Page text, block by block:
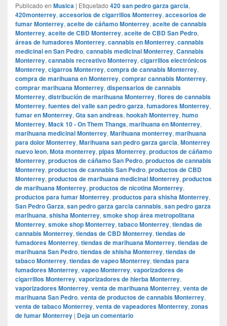
Publicado en Musica | Etiquetado 420 san pedro garza garcia,
420monterrey, accesorios de cigarrillos Monterrey, accesorios de
fumar Monterrey, aceite de cáñamo Monterrey, aceite de cannabis
Monterrey, aceite de CBD Monterrey, aceite de CBD San Pedro,
áreas de fumadores Monterrey, cannabis en Monterrey, cannabis
medicinal en San Pedro, cannabis medicinal Monterrey, Cannabis
Monterrey, cannabis recreativo Monterrey, cigarrillos electrónicos
Monterrey, cigarros Monterrey, compra de cannabis Monterrey,
compra de marihuana en Monterrey, comprar cannabis Monterrey,
comprar marihuana Monterrey, dispensarios de cannabis
Monterrey, distribución de marihuana Monterrey, flores de cannabis
Monterrey, fuentes del valle san pedro garza, fumadores Monterrey,
fumar en Monterrey, Gta san andreas, hookah Monterrey, humo
Monterrey, Mack 10 - On Them Thangs, marihuana en Monterrey,
marihuana medicinal Monterrey, Marihuana monterrey, marihuana
para dolor Monterrey, Marihuana san pedro garza garcia, Monterrey
nuevo leon, Mota monterrey, pipas Monterrey, productos de cáñamo
Monterrey, productos de cáñamo San Pedro, productos de cannabis
Monterrey, productos de cannabis San Pedro, productos de CBD
Monterrey, productos de marihuana medicinal Monterrey, productos
de marihuana Monterrey, productos de nicotina Monterrey,
productos para fumar Monterrey, productos para shisha Monterrey,
San Pedro Garza, san pedro garza garcia cannabis, san pedro garza
marihuana, shisha Monterrey, smoke shop área metropolitana
Monterrey, smoke shop Monterrey, tabaco Monterrey, tiendas de
cannabis Monterrey, tiendas de CBD Monterrey, tiendas de
fumadores Monterrey, tiendas de marihuana Monterrey, tiendas de
marihuana San Pedro, tiendas de shisha Monterrey, tiendas de
tabaco Monterrey, tiendas de vapeo Monterrey, tiendas para
fumadores Monterrey, vapeo Monterrey, vaporizadores de
cigarrillos Monterrey, vaporizadores de hierba Monterrey,
vaporizadores Monterrey, venta de marihuana Monterrey, venta de
marihuana San Pedro, venta de productos de cannabis Monterrey,
venta de tabaco Monterrey, venta de vapeadores Monterrey, zonas
de fumar Monterrey | Deja un comentario